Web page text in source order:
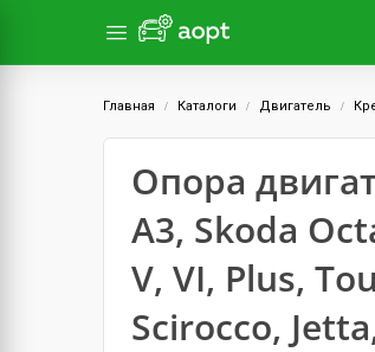
Главная Каталоги Двигатель
Опора
A3, Skoda
V, VI, Plus,
Scirocco,